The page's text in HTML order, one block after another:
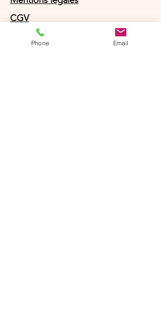
CGV
© Agnès Lingerie – Tous droits
réservés
Phone Email